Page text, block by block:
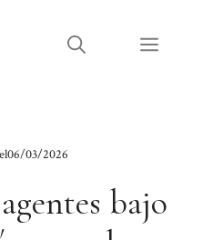
Menú
06/03/2026
bajo